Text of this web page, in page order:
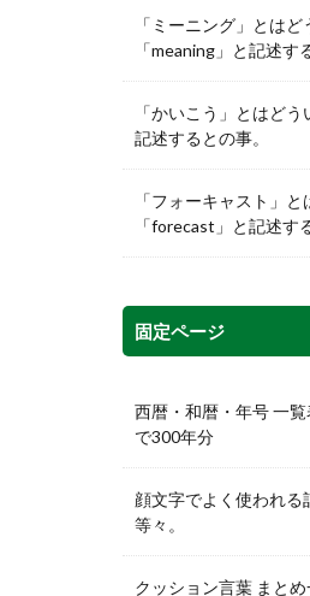
「ミーニング」とは
「meaning」と記述す
「かいこう」とはど
記述するとの事。
「フォーキャスト」
「forecast」と記述す
固定ページ
西暦・和暦・年号 一
で300年分
顔文字でよく使われ
等々。
クッション言葉 まと